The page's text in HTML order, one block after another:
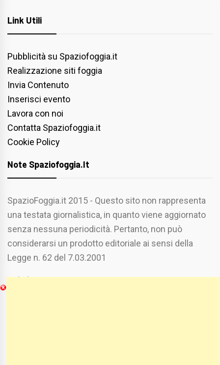
Link Utili
Pubblicità su Spaziofoggia.it
Realizzazione siti foggia
Invia Contenuto
Inserisci evento
Lavora con noi
Contatta Spaziofoggia.it
Cookie Policy
Note Spaziofoggia.it
SpazioFoggia.it 2015 - Questo sito non rappresenta
una testata giornalistica, in quanto viene aggiornato
senza nessuna periodicità. Pertanto, non può
considerarsi un prodotto editoriale ai sensi della
Legge n. 62 del 7.03.2001
Chi Siamo